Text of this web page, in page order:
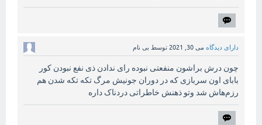
دارای دیدگاه می 30, 2021 توسط بی نام
چون درش براشون منفعتی نبوده رای ندادن ذی نفع نبودن ‌کور
بابای اون سربازی که در دوران جونیش مرگ ‌تکه تکه شدن هم
رزم‌هاش شد وتو ذهنش خاطراتی دردناک داره